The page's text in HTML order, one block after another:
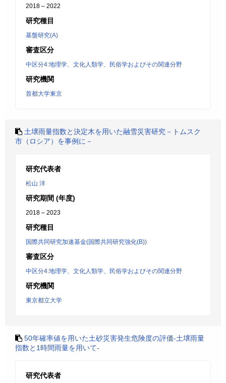
2018 – 2022
研究種目
基盤研究(A)
審査区分
中区分4:地理学、文化人類学、民俗学およびその関連分野
研究機関
首都大学東京
土壌雨量指数と決定木を用いた融雪災害研究－トムスク
市（ロシア）を事例に－
研究代表者
松山 洋
研究期間 (年度)
2018 – 2023
研究種目
国際共同研究加速基金(国際共同研究強化(B))
審査区分
中区分4:地理学、文化人類学、民俗学およびその関連分野
研究機関
東京都立大学
50年確率値を用いた土砂災害発生危険度の評価-土壌雨量
指数と1時間雨量を用いて-
研究代表者